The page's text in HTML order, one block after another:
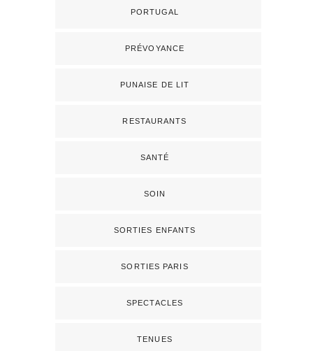
PORTUGAL
PRÉVOYANCE
PUNAISE DE LIT
RESTAURANTS
SANTÉ
SOIN
SORTIES ENFANTS
SORTIES PARIS
SPECTACLES
TENUES